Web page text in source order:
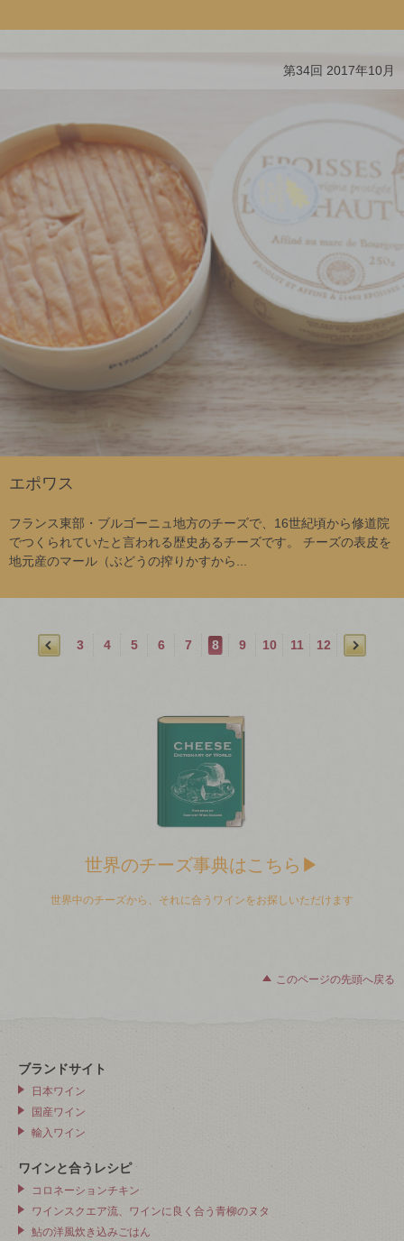
第34回 2017年10月
エポワス
フランス東部・ブルゴーニュ地方のチーズで、16世紀頃から修道院
でつくられていたと言われる歴史あるチーズです。 チーズの表皮を
地元産のマール（ぶどうの搾りかすから...
3 4 5 6 7 8 9 10 11 12
世界のチーズ事典はこちら▶
世界中のチーズから、それに合うワインをお探しいただけます
このページの先頭へ戻る
ブランドサイト
日本ワイン
国産ワイン
輸入ワイン
ワインと合うレシピ
コロネーションチキン
ワインスクエア流、ワインに良く合う青柳のヌタ
鮎の洋風炊き込みごはん